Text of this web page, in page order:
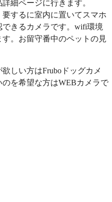
細ページに行きます。
するに室内に置いてスマホ
きるカメラです。wifi環境
。お留守番中のペットの見
しい方はFruboドッグカメ
を希望な方はWEBカメラで